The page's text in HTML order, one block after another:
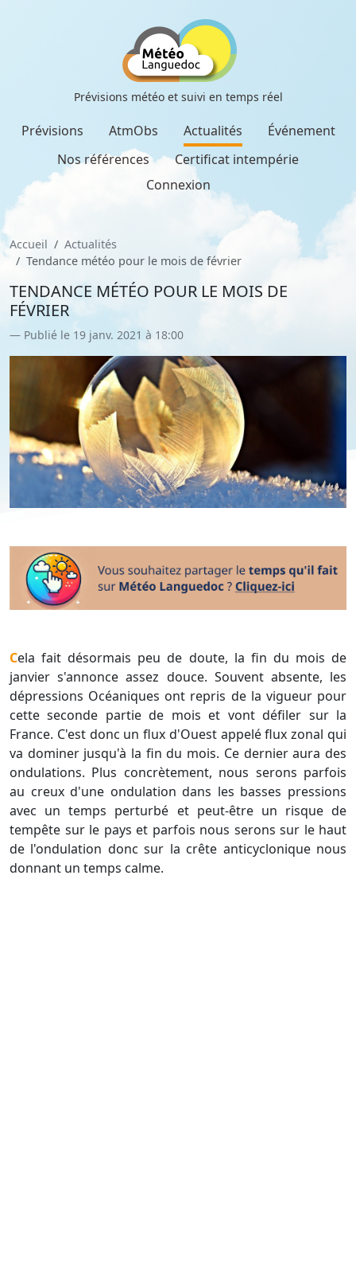
Prévisions météo et suivi en temps réel
Prévisions AtmObs Actualités
Événement
Nos références
Certificat intempérie
Connexion
Accueil
Actualités
Tendance météo pour le mois de février
TENDANCE MÉTÉO POUR LE MOIS DE
FÉVRIER
Publié le 19 janv. 2021 à 18:00
Cela fait désormais peu de doute, la fin du mois de
janvier s'annonce assez douce. Souvent absente, les
dépressions Océaniques ont repris de la vigueur pour
cette seconde partie de mois et vont défiler sur la
France. C'est donc un flux d'Ouest appelé flux zonal qui
va dominer jusqu'à la fin du mois. Ce dernier aura des
ondulations. Plus concrètement, nous serons parfois
au creux d'une ondulation dans les basses pressions
avec un temps perturbé et peut-être un risque de
tempête sur le pays et parfois nous serons sur le haut
de l'ondulation donc sur la crête anticyclonique nous
donnant un temps calme.